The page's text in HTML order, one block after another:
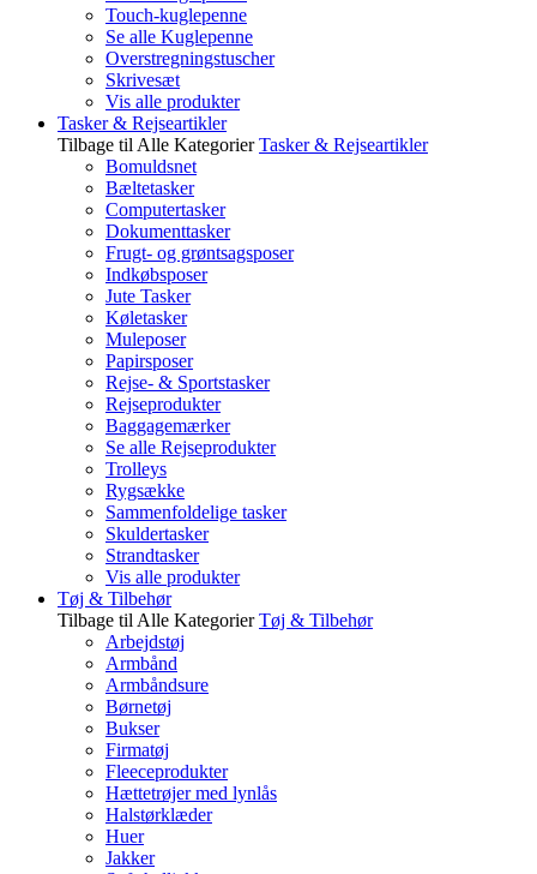
Touch-kuglepenne
Se alle Kuglepenne
Overstregningstuscher
Skrivesæt
Vis alle produkter
Tasker & Rejseartikler
Tilbage til Alle Kategorier Tasker & Rejseartikler
Bomuldsnet
Bæltetasker
Computertasker
Dokumenttasker
Frugt- og grøntsagsposer
Indkøbsposer
Jute Tasker
Køletasker
Muleposer
Papirsposer
Rejse- & Sportstasker
Rejseprodukter
Baggagemærker
Se alle Rejseprodukter
Trolleys
Rygsække
Sammenfoldelige tasker
Skuldertasker
Strandtasker
Vis alle produkter
Tøj & Tilbehør
Tilbage til Alle Kategorier Tøj & Tilbehør
Arbejdstøj
Armbånd
Armbåndsure
Børnetøj
Bukser
Firmatøj
Fleeceprodukter
Hættetrøjer med lynlås
Halstørklæder
Huer
Jakker